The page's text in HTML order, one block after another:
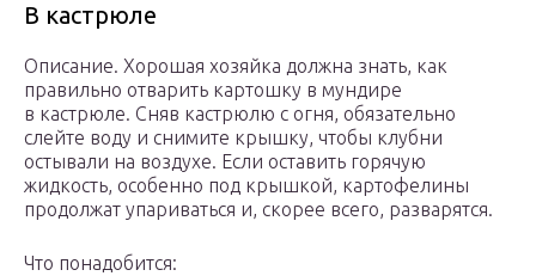
В кастрюле
Описание. Хорошая хозяйка должна знать, как
правильно отварить картошку в мундире
в кастрюле. Сняв кастрюлю с огня, обязательно
слейте воду и снимите крышку, чтобы клубни
остывали на воздухе. Если оставить горячую
жидкость, особенно под крышкой, картофелины
продолжат упариваться и, скорее всего, разварятся.
Что понадобится: